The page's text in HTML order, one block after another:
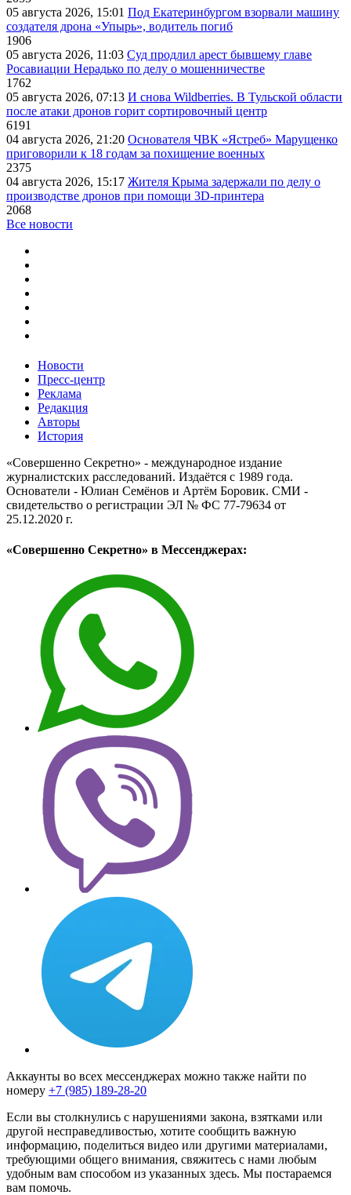
05 августа 2026, 15:01 Под Екатеринбургом взорвали машину
создателя дрона «Упырь», водитель погиб
1906
05 августа 2026, 11:03 Суд продлил арест бывшему главе
Росавиации Нерадько по делу о мошенничестве
1762
05 августа 2026, 07:13 И снова Wildberries. В Тульской области
после атаки дронов горит сортировочный центр
6191
04 августа 2026, 21:20 Основателя ЧВК «Ястреб» Марущенко
приговорили к 18 годам за похищение военных
2375
04 августа 2026, 15:17 Жителя Крыма задержали по делу о
производстве дронов при помощи 3D‑принтера
2068
Все новости
Новости
Пресс-центр
Реклама
Редакция
Авторы
История
«Совершенно Секретно» - международное издание
журналистских расследований. Издаётся с 1989 года.
Основатели - Юлиан Семёнов и Артём Боровик. CМИ -
свидетельство о регистрации ЭЛ № ФС 77-79634 от
25.12.2020 г.
«Совершенно Секретно» в Мессенджерах:
Аккаунты во всех мессенджерах можно также найти по
номеру +7 (985) 189-28-20
Если вы столкнулись с нарушениями закона, взятками или
другой несправедливостью, хотите сообщить важную
информацию, поделиться видео или другими материалами,
требующими общего внимания, свяжитесь с нами любым
удобным вам способом из указанных здесь. Мы постараемся
вам помочь.